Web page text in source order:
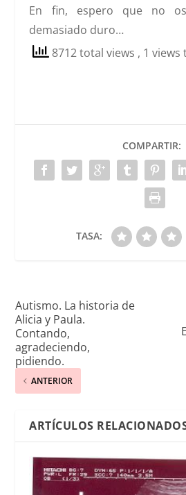
En fin, espero que no
demasiado duro…
8712 total views , 1 views
COMPARTIR:
TASA:
Autismo. La historia de
Alicia y Paula.
Contando,
agradeciendo,
pidiendo.
ANTERIOR
ARTÍCULOS